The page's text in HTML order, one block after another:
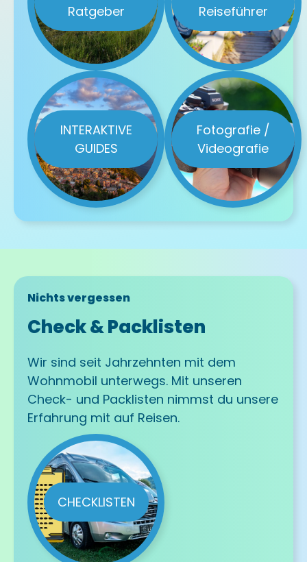
Ratgeber
Reiseführer
INTERAKTIVE
GUIDES
Fotografie /
Videografie
Nichts vergessen
Check & Packlisten
Wir sind seit Jahrzehnten mit dem
Wohnmobil unterwegs. Mit unseren
Check- und Packlisten nimmst du unsere
Erfahrung mit auf Reisen.
CHECKLISTEN